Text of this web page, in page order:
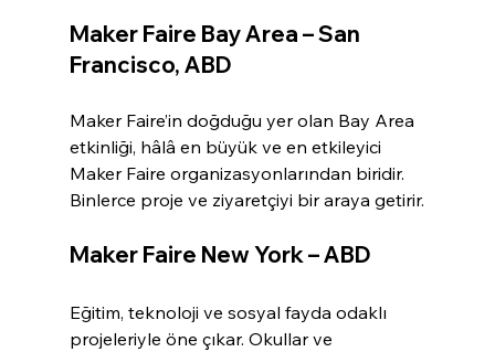
Maker Faire Bay Area – San
Francisco, ABD
Maker Faire’in doğduğu yer olan Bay Area
etkinliği, hâlâ en büyük ve en etkileyici
Maker Faire organizasyonlarından biridir.
Binlerce proje ve ziyaretçiyi bir araya getirir.
Maker Faire New York – ABD
Eğitim, teknoloji ve sosyal fayda odaklı
projeleriyle öne çıkar. Okullar ve